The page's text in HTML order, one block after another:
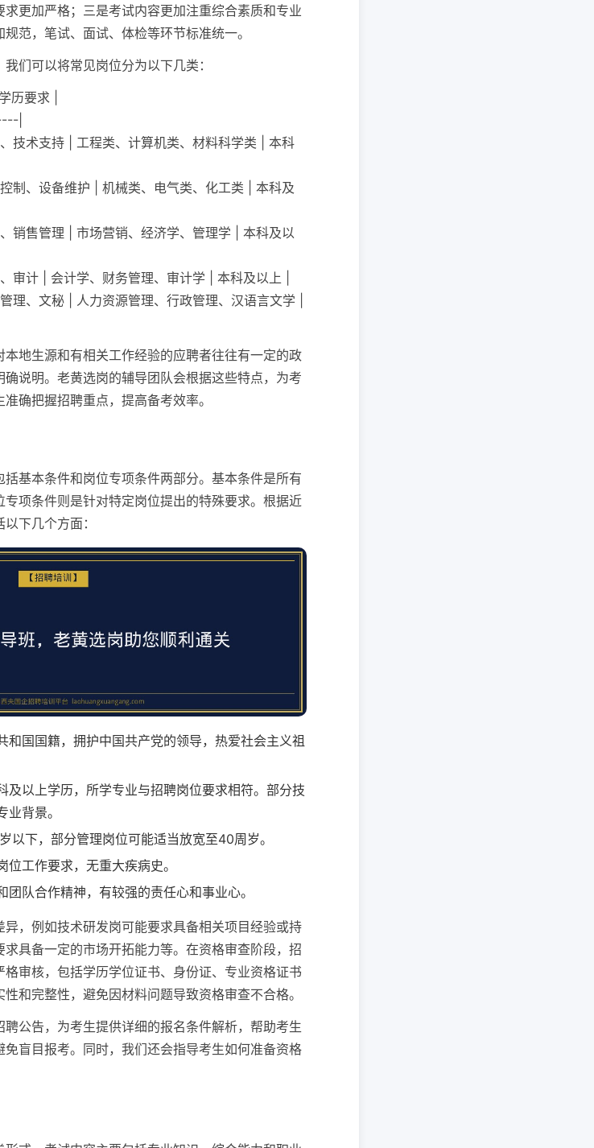
更加严格；三是考试内容更加注重综合素质和专业
范，笔试、面试、体检等环节标准统一。
们可以将常见岗位分为以下几类：
历要求 |
|
技术支持 | 工程类、计算机类、材料科学类 | 本科
制、设备维护 | 机械类、电气类、化工类 | 本科及
销售管理 | 市场营销、经济学、管理学 | 本科及以
审计 | 会计学、财务管理、审计学 | 本科及以上 |
理、文秘 | 人力资源管理、行政管理、汉语言文学 |
地生源和有相关工作经验的应聘者往往有一定的政
说明。老黄选岗的辅导团队会根据这些特点，为考
确把握招聘重点，提高备考效率。
基本条件和岗位专项条件两部分。基本条件是所有
项条件则是针对特定岗位提出的特殊要求。根据近
下几个方面：
和国国籍，拥护中国共产党的领导，热爱社会主义祖
及以上学历，所学专业与招聘岗位要求相符。部分技
背景。
以下，部分管理岗位可能适当放宽至40周岁。
位工作要求，无重大疾病史。
团队合作精神，有较强的责任心和事业心。
，例如技术研发岗可能要求具备相关项目经验或持
具备一定的市场开拓能力等。在资格审查阶段，招
审核，包括学历学位证书、身份证、专业资格证书
和完整性，避免因材料问题导致资格审查不合格。
公告，为考生提供详细的报名条件解析，帮助考生
盲目报考。同时，我们还会指导考生如何准备资格